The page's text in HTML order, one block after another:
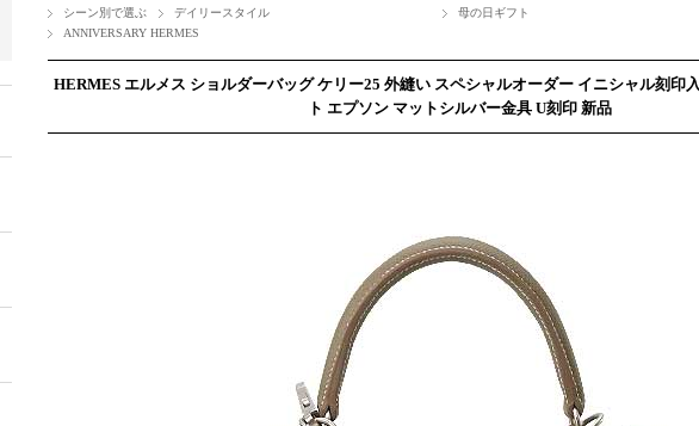
シーン別で選ぶ
デイリースタイル
母の日ギフト
ANNIVERSARY HERMES
HERMES エルメス ショルダーバッグ ケリー25 外縫い スペシャルオーダー イニシャル刻印
ト エプソン マットシルバー金具 U刻印 新品